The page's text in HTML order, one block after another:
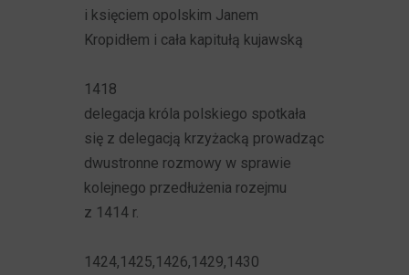
i księciem opolskim Janem
Kropidłem i cała kapitułą kujawską
1418
delegacja króla polskiego spotkała
się z delegacją krzyżacką prowadząc
dwustronne rozmowy w sprawie
kolejnego przedłużenia rozejmu
z 1414 r.
1424,1425,1426,1429,1430